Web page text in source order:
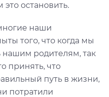
остановить.
наши
того, что когда мы
нашим родителям, так
принять, что
путь в жизни,
потратили